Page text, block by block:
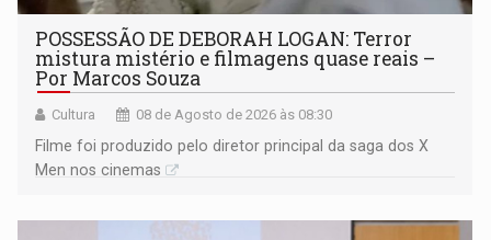
POSSESSÃO DE DEBORAH LOGAN: Terror
mistura mistério e filmagens quase reais –
Por Marcos Souza
Cultura 08 de Agosto de 2026 às 08:30
Filme foi produzido pelo diretor principal da saga dos X
Men nos cinemas